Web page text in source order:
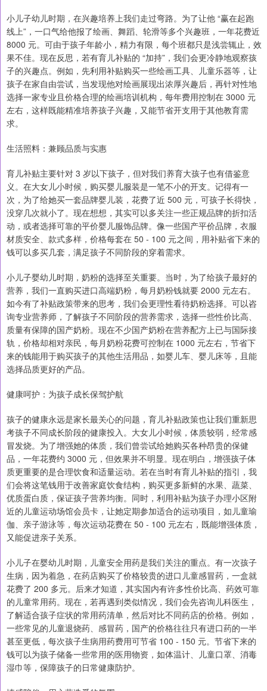
小儿子幼儿时期，在兴趣培养上我们走过弯路。为了让他 “赢在起跑
线上”，一口气给他报了绘画、舞蹈、轮滑等多个兴趣班，一年花费近
8000 元。可由于孩子年龄小，精力有限，每个班都只是浅尝辄止，效
果不佳。现在反思，若有育儿补贴的 “加持”，我们会更冷静地观察孩
子的兴趣点。例如，先利用补贴购买一些绘画工具、儿童乐器等，让
孩子在家自由尝试，当发现他对绘画展现出浓厚兴趣后，再针对性地
选择一家专业且价格合理的绘画培训机构，每年费用控制在 3000 元
左右，这样既能精准培养孩子兴趣，又能节省开支用于其他教育需
求。
生活照料：兼顾品质与实惠
育儿补贴主要针对 3 岁以下孩子，但对我们养育大孩子也有借鉴意
义。在大女儿小时候，购买婴儿服装是一笔不小的开支。记得有一
次，为了给她买一套品牌婴儿装，花费了近 500 元，可孩子长得快，
没穿几次就小了。现在想想，其实可以多关注一些正规品牌的折扣活
动，或者选择可靠的平价婴儿服饰品牌。像一些国产平价品牌，衣服
材质安全、款式多样，价格每套在 50 - 100 元之间，用补贴省下来的
钱可以多买几套，满足孩子不同阶段的穿着需求。
小儿子婴幼儿时期，奶粉的选择至关重要。当时，为了给孩子最好的
营养，我们一直购买进口高端奶粉，每月奶粉钱就要 2000 元左右。
如今有了补贴政策带来的思考，我们会更理性看待奶粉选择。可以咨
询专业营养师，了解孩子不同阶段的营养需求，选择一些性价比高、
质量有保障的国产奶粉。现在不少国产奶粉在营养配方上已与国际接
轨，价格却相对亲民，每月奶粉花费可控制在 1000 元左右，节省下
来的钱能用于购买孩子的其他生活用品，如婴儿车、婴儿床等，且能
选择品质更好的产品。
健康呵护：为孩子成长保驾护航
孩子的健康永远是家长最关心的问题，育儿补贴政策也让我们重新思
考孩子不同成长阶段的健康投入。大女儿小时候，体质较弱，经常感
冒发烧。为了增强她的体质，我们曾尝试给她购买各种昂贵的保健
品，一年花费约 3000 元，但效果并不明显。现在明白，增强孩子体
质更重要的是合理饮食和适量运动。若在当时有育儿补贴的指引，我
们会将这笔钱用于改善家庭饮食结构，购买更多新鲜的水果、蔬菜、
优质蛋白质，保证孩子营养均衡。同时，利用补贴为孩子办理小区附
近的儿童运动场馆会员卡，让她定期参加适合的运动项目，如儿童瑜
伽、亲子游泳等，每次运动花费在 50 - 100 元左右，既能增强体质，
又能促进亲子关系。
小儿子在婴幼儿时期，儿童安全用药是我们关注的重点。有一次孩子
生病，因为着急，在药店购买了价格较贵的进口儿童感冒药，一盒就
花费了 200 多元。后来才知道，其实国内有许多性价比高、药效可靠
的儿童常用药。现在，若再遇到类似情况，我们会先咨询儿科医生，
了解适合孩子症状的常用药清单，然后对比不同药店的价格。例如，
一些常见的儿童退烧药、感冒药，国产的价格往往只有进口药的一半
甚至更低，每次孩子生病用药费用可节省 100 - 150 元。节省下来的
钱可以为孩子储备一些常用的医用物资，如体温计、儿童口罩、消毒
湿巾等，保障孩子的日常健康防护。